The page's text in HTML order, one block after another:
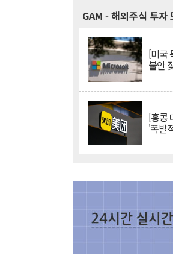
GAM - 해외주식 투자
[미국
불안
[홍콩
'폭발